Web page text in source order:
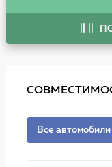
Все автомобили